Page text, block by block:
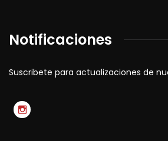
Notificaciones
Suscribete para actualizaciones de